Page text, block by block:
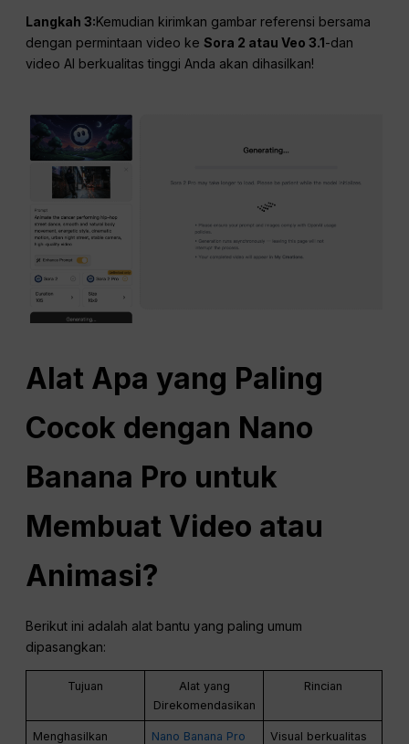
Langkah 3:Kemudian kirimkan gambar referensi bersama
dengan permintaan video keSora 2 atau Veo 3.1-dan
video AI berkualitas tinggi Anda akan dihasilkan!
Alat Apa yang Paling
Cocok dengan Nano
Banana Pro untuk
Membuat Video atau
Animasi?
Berikut ini adalah alat bantu yang paling umum
dipasangkan:
Tujuan
Alat yang
Direkomendasikan
Rincian
Menghasilkan Nano Banana Pro Visual berkualitas